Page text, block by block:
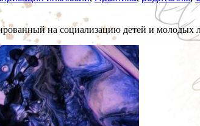
на социализацию детей и молодых